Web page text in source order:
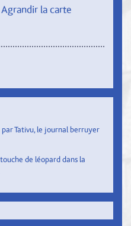
Agrandir la carte
Tativu, le journal berruyer
de léopard dans la